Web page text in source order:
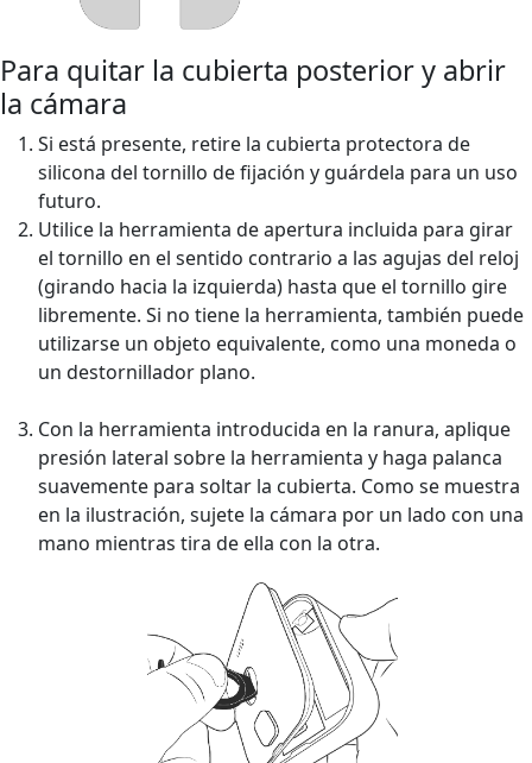
Para quitar la cubierta posterior y abrir
la cámara
Si está presente, retire la cubierta protectora de
silicona del tornillo de fijación y guárdela para un uso
futuro.
Utilice la herramienta de apertura incluida para girar
el tornillo en el sentido contrario a las agujas del reloj
(girando hacia la izquierda) hasta que el tornillo gire
libremente. Si no tiene la herramienta, también puede
utilizarse un objeto equivalente, como una moneda o
un destornillador plano.
Con la herramienta introducida en la ranura, aplique
presión lateral sobre la herramienta y haga palanca
suavemente para soltar la cubierta. Como se muestra
en la ilustración, sujete la cámara por un lado con una
mano mientras tira de ella con la otra.